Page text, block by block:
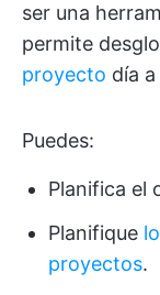
ser una
permite
proyecto día
Puedes:
Planifica el
Planifique
proyectos.